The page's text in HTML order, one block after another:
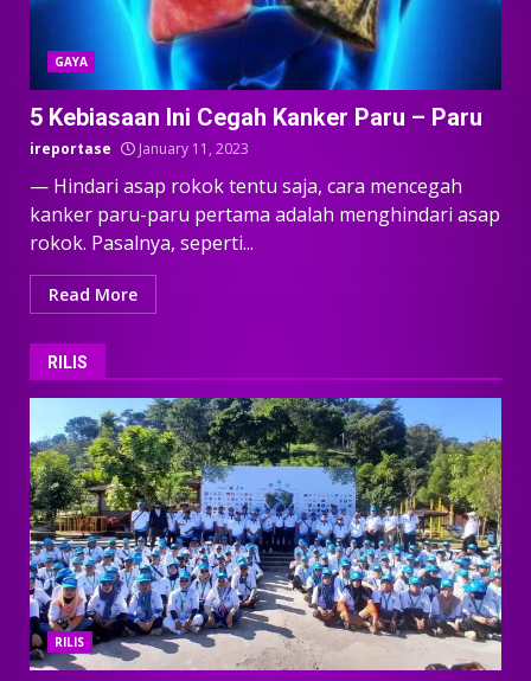
GAYA
5 Kebiasaan Ini Cegah Kanker Paru – Paru
ireportase January 11, 2023
— Hindari asap rokok tentu saja, cara mencegah
kanker paru-paru pertama adalah menghindari asap
rokok. Pasalnya, seperti...
Read More
RILIS
RILIS